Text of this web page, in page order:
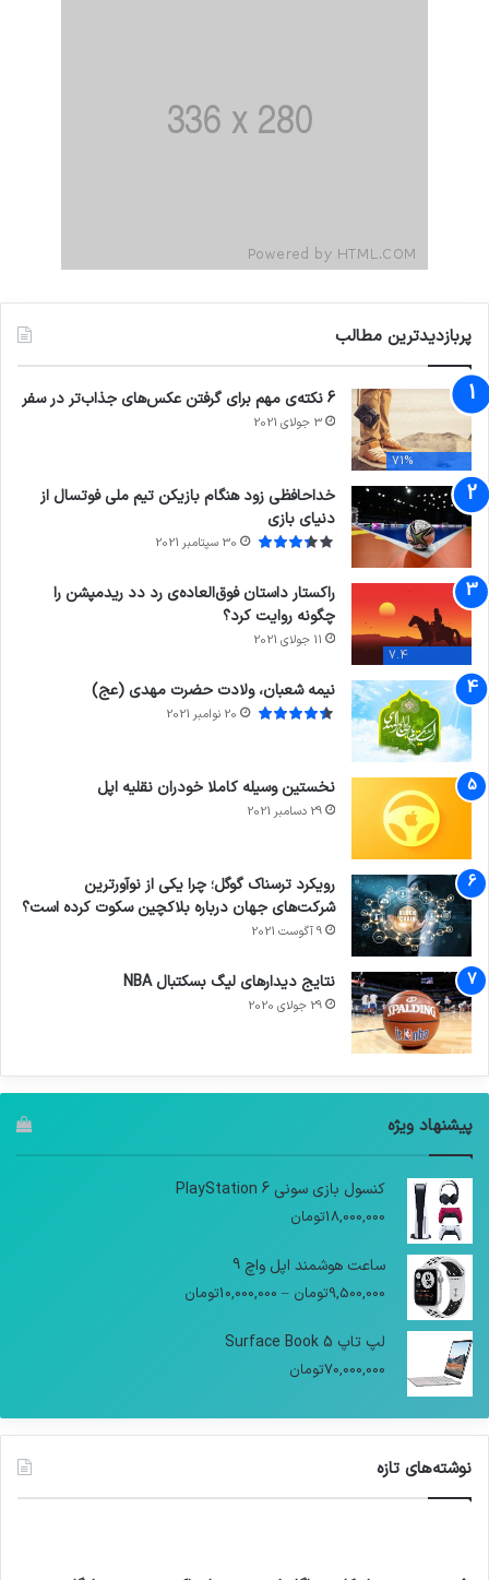
پربازدیدترین مطالب
71%
6 نکته‌ی مهم برای گرفتن عکس‌های جذاب‌تر در سفر
3 جولای 2021
خداحافظی زود هنگام بازیکن تیم ملی فوتسال از
دنیای بازی
30 سپتامبر 2021
7.4
راکستار داستان فوق‌العاده‌ی رد دد ریدمپشن را
چگونه روایت کرد؟
11 جولای 2021
نیمه شعبان، ولادت حضرت مهدی (عج)
20 نوامبر 2021
نخستین وسیله کاملا خودران نقلیه اپل
29 دسامبر 2021
رویکرد ترسناک گوگل؛ چرا یکی از نوآورترین
شرکت‌های جهان درباره بلاکچین سکوت کرده است؟
9 آگوست 2021
نتایج دیدار‌های لیگ بسکتبال NBA
29 جولای 2020
پیشنهاد ویژه
کنسول بازی سونی PlayStation 6
18,000,000تومان
ساعت هوشمند اپل واچ 9
9,500,000تومان –
10,000,000تومان
لپ تاپ Surface Book 5
70,000,000تومان
نوشته‌های تازه